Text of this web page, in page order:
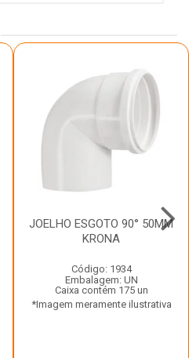
JOELHO ESGOTO 90° 50MM
KRONA
Código: 1934
Embalagem: UN
Caixa contém 175 un
*Imagem meramente ilustrativa